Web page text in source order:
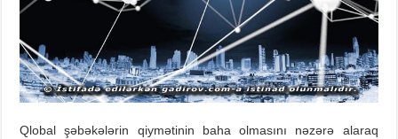
Qlobal şəbəkələrin qiymətinin baha olmasını nəzərə alaraq